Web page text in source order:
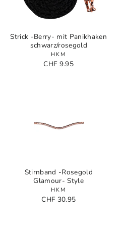
Strick -Berry- mit Panikhaken
schwarz/rosegold
HKM
CHF 9.95
Stirnband -Rosegold
Glamour- Style
HKM
CHF 30.95